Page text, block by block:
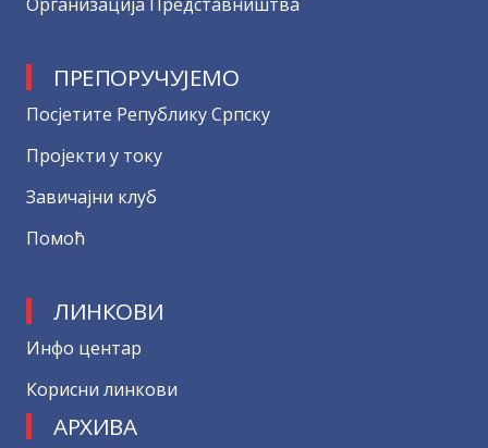
ПРЕПОРУЧУЈЕМО
Посјетите Републику Српску
Пројекти у току
Завичајни клуб
Помоћ
ЛИНКОВИ
Инфо центар
Корисни линкови
АРХИВА